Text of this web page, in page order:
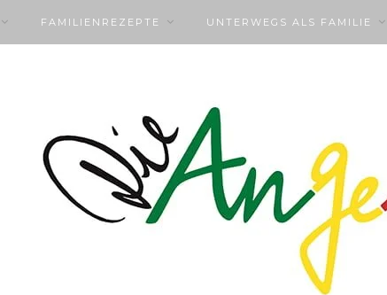
FAMILIENREZEPTE UNTERWEGS ALS FAMILIE